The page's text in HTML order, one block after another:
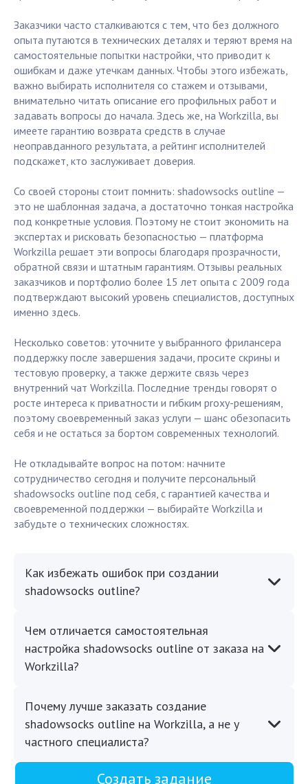
Заказчики часто сталкиваются с тем, что без должного
опыта путаются в технических деталях и теряют время на
самостоятельные попытки настройки, что приводит к
ошибкам и даже утечкам данных. Чтобы этого избежать,
важно выбирать исполнителя со стажем и отзывами,
внимательно читать описание его профильных работ и
задавать вопросы до начала. Здесь же, на Workzilla, вы
имеете гарантию возврата средств в случае
неоправданного результата, а рейтинг исполнителей
подскажет, кто заслуживает доверия.
Со своей стороны стоит помнить: shadowsocks outline —
это не шаблонная задача, а достаточно тонкая настройка
под конкретные условия. Поэтому не стоит экономить на
экспертах и рисковать безопасностью — платформа
Workzilla решает эти вопросы благодаря прозрачности,
обратной связи и штатным гарантиям. Отзывы реальных
заказчиков и портфолио более 15 лет опыта с 2009 года
подтверждают высокий уровень специалистов, доступных
именно здесь.
Несколько советов: уточните у выбранного фрилансера
поддержку после завершения задачи, просите скрины и
тестовую проверку, а также держите связь через
внутренний чат Workzilla. Последние тренды говорят о
росте интереса к приватности и гибким proxy-решениям,
поэтому своевременный заказ услуги — шанс обезопасить
себя и не остаться за бортом современных технологий.
Не откладывайте вопрос на потом: начните
сотрудничество сегодня и получите персональный
shadowsocks outline под себя, с гарантией качества и
своевременной поддержки — выбирайте Workzilla и
забудьте о технических сложностях.
Как избежать ошибок при создании
shadowsocks outline?
Чем отличается самостоятельная
настройка shadowsocks outline от заказа на
Workzilla?
Почему лучше заказать создание
shadowsocks outline на Workzilla, а не у
частного специалиста?
Создать задание